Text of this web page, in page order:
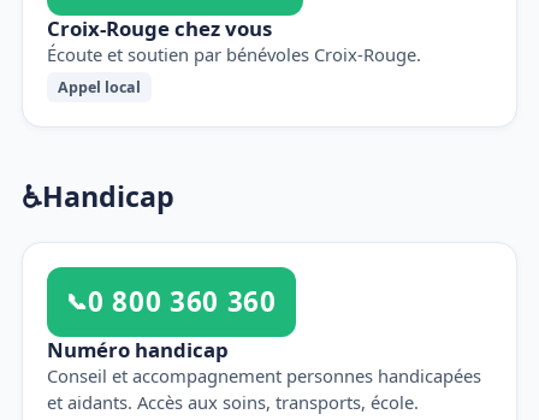
Croix-Rouge chez vous
Écoute et soutien par bénévoles Croix-Rouge.
Appel local
♿Handicap
📞0 800 360 360
Numéro handicap
Conseil et accompagnement personnes handicapées
et aidants. Accès aux soins, transports, école.